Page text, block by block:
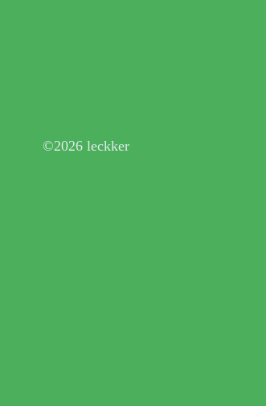
©2026 leckker